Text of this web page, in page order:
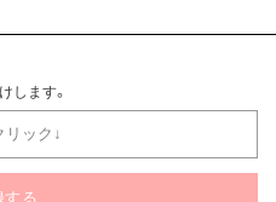
します。
する